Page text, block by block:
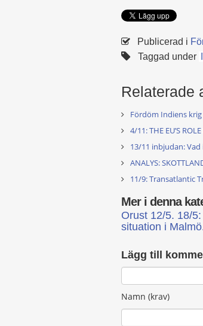
Publicerad i
Taggad under
Relaterade
Fördöm Indiens
4/11: THE EU’S
13/11 inbjudan:
ANALYS:
11/9: Transatlantic
Mer i denna
Orust 12/5. 18/
situation i
Lägg till
Namn (krav)